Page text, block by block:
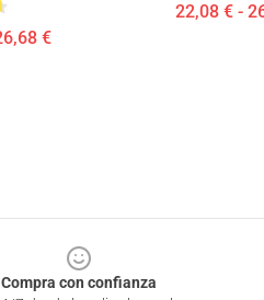
€
22,08 € -
Compra con confianza